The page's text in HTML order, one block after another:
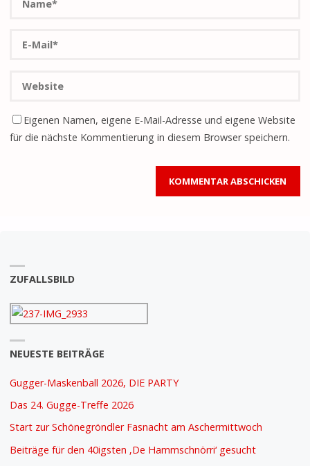
Eigenen Namen, eigene E-Mail-Adresse und eigene Website
für die nächste Kommentierung in diesem Browser speichern.
ZUFALLSBILD
NEUESTE BEITRÄGE
Gugger-Maskenball 2026, DIE PARTY
Das 24. Gugge-Treffe 2026
Start zur Schönegröndler Fasnacht am Aschermittwoch
Beiträge für den 40igsten ‚De Hammschnörri‘ gesucht